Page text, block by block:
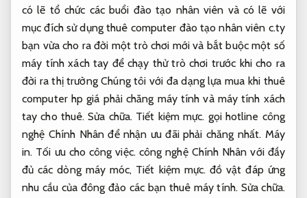
có lẽ tổ chức các buổi đào tạo nhân viên và có lẽ với
mục đích sử dụng thuê computer đào tạo nhân viên c.ty
bạn vừa cho ra đời một trò chơi mới và bắt buộc một số
máy tính xách tay để chạy thử trò chơi trước khi cho ra
đời ra thị trường Chúng tôi với đa dạng lựa mua khi thuê
computer hp giá phải chăng máy tính và máy tính xách
tay cho thuê.Sửa chữa. Tiết kiệm mực. gọi hotline công
nghệ Chính Nhân để nhận ưu đãi phải chăng nhất. Máy
in. Tối ưu cho công việc.công nghệ Chính Nhân với đầy
đủ các dòng máy móc, Tiết kiệm mực. đồ vật đáp ứng
nhu cầu của đông đảo các bạn thuê máy tính. Sửa chữa.